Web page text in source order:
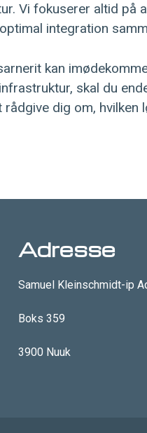
Vi fokuserer altid på
integration
kan
skal du
dig om, hvilken
Adresse
Samuel Kleinschmidt-ip
Boks 359
3900 Nuuk